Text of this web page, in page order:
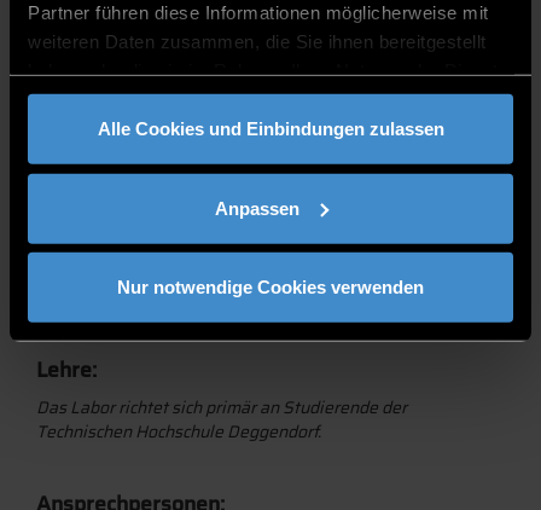
Partner führen diese Informationen möglicherweise mit
weiteren Daten zusammen, die Sie ihnen bereitgestellt
gesammelt haben.
Alle Cookies und Einbindungen zulassen
Anpassen
Nur notwendige Cookies verwenden
Fotostudio:
Indoor-/Outdoorfotograﬁe
Raw-Fotograﬁe
digitale Dunkelkammer
Graﬁklabor:
2D-Graﬁk
Webdesign und Multimedia
Proofdruck
Lehre:
Das Labor richtet sich primär an Studierende der
Technischen Hochschule Deggendorf.